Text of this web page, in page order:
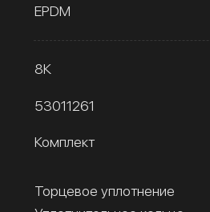
EPDM
8К
53011261
Комплект
Торцевое уплотнение